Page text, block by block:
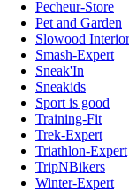
Pecheur-Store
Pet and Garden
Slowood Interior
Smash-Expert
Sneak'In
Sneakids
Sport is good
Training-Fit
Trek-Expert
Triathlon-Expert
TripNBikers
Winter-Expert